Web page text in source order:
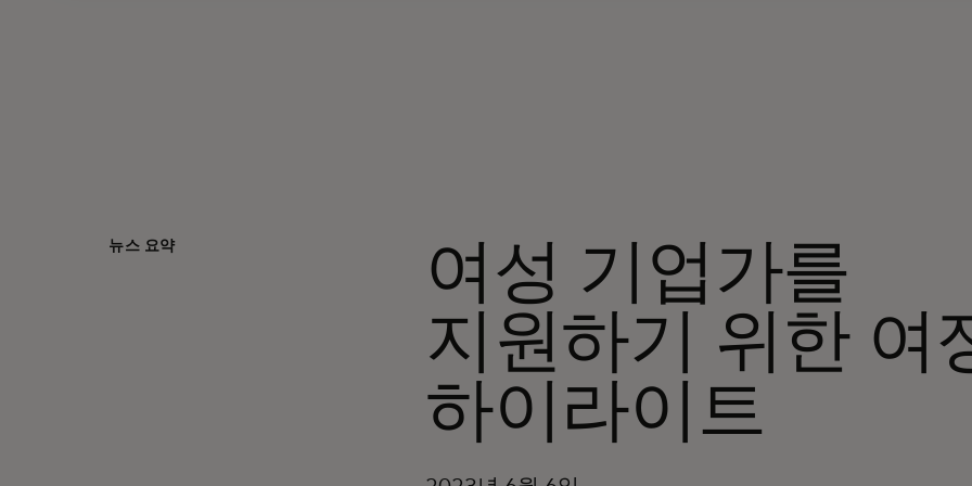
뉴스 요약
여성 기업가를
지원하기 위한 여
하이라이트